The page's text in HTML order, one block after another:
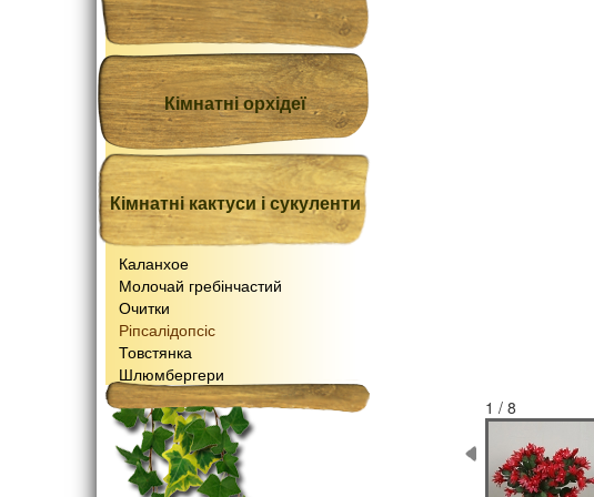
Кімнатні орхідеї
Кімнатні кактуси і сукуленти
Каланхое
Молочай гребінчастий
Очитки
Ріпсалідопсіс
Товстянка
Шлюмбергери
1 / 8